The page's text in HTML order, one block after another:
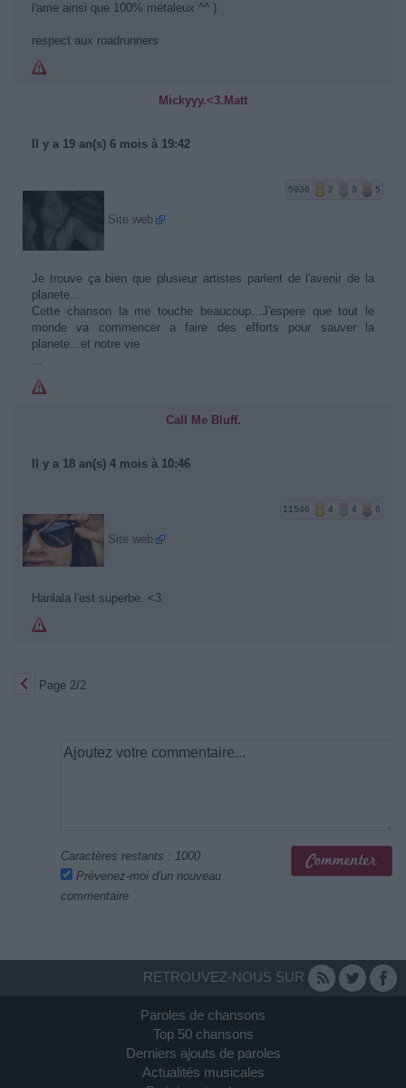
l'ame ainsi que 100% métaleux ^^ )
respect aux roadrunners
Mickyyy.<3.Matt
Il y a 19 an(s) 6 mois à 19:42
5936 2 3 5
Site web
Je trouve ça bien que plusieur artistes parlent de l'avenir de la
planete...
Cette chanson la me touche beaucoup...J'espere que tout le
monde va commencer a faire des efforts pour sauver la
planete...et notre vie
...
Call Me Bluff.
Il y a 18 an(s) 4 mois à 10:46
11546 4 4 6
Site web
Hanlala l'est superbe. <3
Page 2/2
Caractères restants : 1000
Prévenez-moi d'un nouveau
commentaire
RETROUVEZ-NOUS SUR
Paroles de chansons
Top 50 chansons
Derniers ajouts de paroles
Actualités musicales